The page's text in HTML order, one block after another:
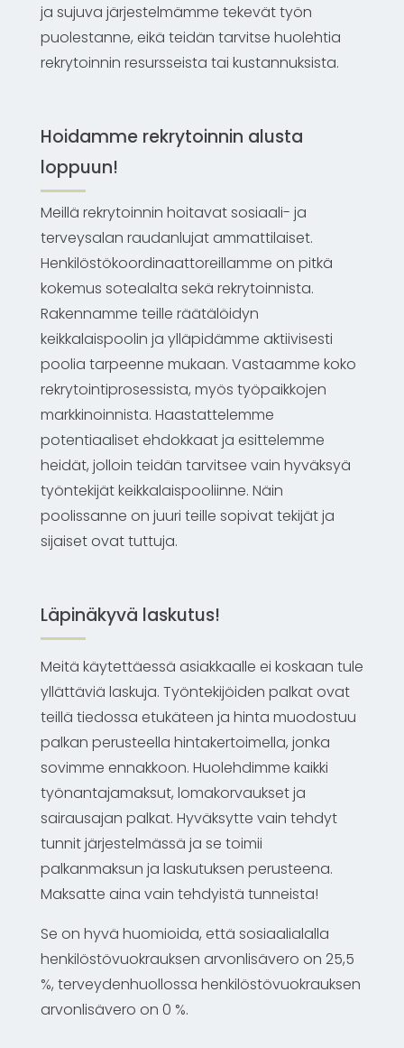
ja sujuva järjestelmämme tekevät työn
puolestanne, eikä teidän tarvitse huolehtia
rekrytoinnin resursseista tai kustannuksista.
Hoidamme rekrytoinnin alusta
loppuun!
Meillä rekrytoinnin hoitavat sosiaali- ja
terveysalan raudanlujat ammattilaiset.
Henkilöstökoordinaattoreillamme on pitkä
kokemus sotealalta sekä rekrytoinnista.
Rakennamme teille räätälöidyn
keikkalaispoolin ja ylläpidämme aktiivisesti
poolia tarpeenne mukaan. Vastaamme koko
rekrytointiprosessista, myös työpaikkojen
markkinoinnista. Haastattelemme
potentiaaliset ehdokkaat ja esittelemme
heidät, jolloin teidän tarvitsee vain hyväksyä
työntekijät keikkalaispooliinne. Näin
poolissanne on juuri teille sopivat tekijät ja
sijaiset ovat tuttuja.
Läpinäkyvä laskutus!
Meitä käytettäessä asiakkaalle ei koskaan tule
yllättäviä laskuja. Työntekijöiden palkat ovat
teillä tiedossa etukäteen ja hinta muodostuu
palkan perusteella hintakertoimella, jonka
sovimme ennakkoon. Huolehdimme kaikki
työnantajamaksut, lomakorvaukset ja
sairausajan palkat. Hyväksytte vain tehdyt
tunnit järjestelmässä ja se toimii
palkanmaksun ja laskutuksen perusteena.
Maksatte aina vain tehdyistä tunneista!
Se on hyvä huomioida, että sosiaalialalla
henkilöstövuokrauksen arvonlisävero on 25,5
%, terveydenhuollossa henkilöstövuokrauksen
arvonlisävero on 0 %.